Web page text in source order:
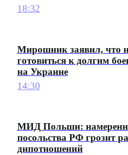
18:32
Мирошник заявил, что
готовиться к долгим
на Украине
14:30
МИД Польши:
посольства РФ грозит
дипотношений